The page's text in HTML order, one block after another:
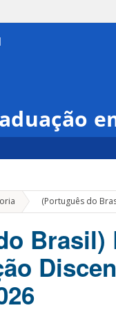
» (Português do
Brasil)